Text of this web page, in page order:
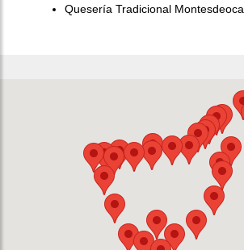
Quesería Tradicional Montesdeoca